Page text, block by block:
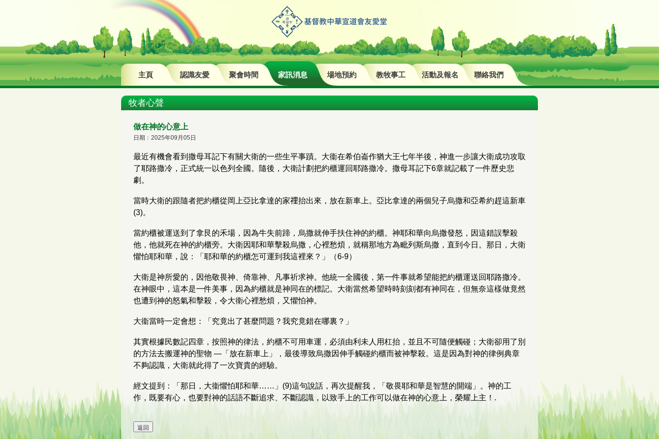
主頁 認識友愛 聚會時間 家訊消息 場地預約 教牧事工 活動及報名 聯絡我們
牧者心聲
做在神的心意上
日期﹕2025年09月05日
最近有機會看到撒母耳記下有關大衛的一些生平事蹟。大衞在希伯崙作猶大王七年半後，神進一步讓大衛成功攻取
了耶路撒冷，正式統一以色列全國。隨後，大衛計劃把約櫃運回耶路撒冷。撒母耳記下6章就記載了一件歷史悲
劇。
當時大衛的跟隨者把約櫃從岡上亞比拿達的家𥚃抬出來，放在新車上。亞比拿達的兩個兒子烏撒和亞希約趕這新車
(3)。
當約櫃被運送到了拿艮的禾場，因為牛失前蹄，烏撒就伸手扶住神的約櫃。神耶和華向烏撒發怒，因這錯誤擊殺
他，他就死在神的約櫃旁。大衛因耶和華擊殺烏撒，心裡愁煩，就稱那地方為毗列斯烏撒，直到今日。那日，大衛
懼怕耶和華，說：「耶和華的約櫃怎可運到我這裡來？」（6-9）
大衛是神所愛的，因他敬畏神、倚靠神、凡事祈求神。他統一全國後，第一件事就希望能把約櫃運送回耶路撒冷。
在神眼中，這本是一件美事，因為約櫃就是神同在的標記。大衛當然希望時時刻刻都有神同在，但無奈這樣做竟然
也遭到神的怒氣和擊殺，令大衛心裡愁煩，又懼怕神。
大衞當時一定會想：「究竟出了甚麼問題？我究竟錯在哪裏？」
其實根據民數記四章，按照神的律法，約櫃不可用車運，必須由利未人用杠抬，並且不可隨便觸碰；大衛卻用了別
的方法去搬運神的聖物 —「放在新車上」，最後導致烏撒因伸手觸碰約櫃而被神擊殺。這是因為對神的律例典章
不夠認識，大衛就此得了一次寶貴的經驗。
經文提到：「那日，大衞懼怕耶和華……」(9)這句說話，再次提醒我，「敬畏耶和華是智慧的開端」。神的工
作，既要有心，也要對神的話語不斷追求、不斷認識，以致手上的工作可以做在神的心意上，榮耀上主！.